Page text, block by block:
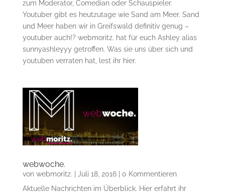
zum Moderator, Comedian oder Schauspieler.
Youtuber gibt es heutzutage wie Sand am Meer. Sand
und Meer haben wir in Greifswald definitiv genug –
youtuber auch!? webmoritz. hat für euch Ashley alias
sunnyashleyyy getroffen. Was sie uns über sich und
youtuben verraten hat, lest ihr hier.
webwoche.
von webmoritz. Juli 18, 2016| 0 Kommentieren
Aktuelle Nachrichten im Überblick. Hier erfahrt ihr